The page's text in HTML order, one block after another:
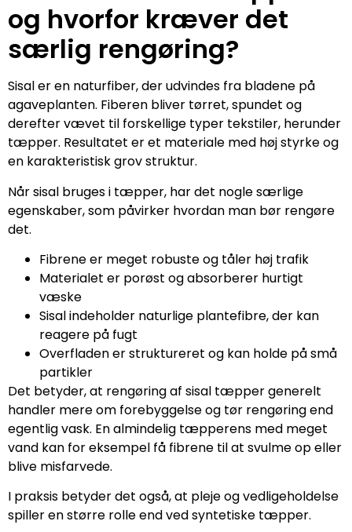
og hvorfor kræver det
særlig rengøring?
Sisal er en naturfiber, der udvindes fra bladene på
agaveplanten. Fiberen bliver tørret, spundet og
derefter vævet til forskellige typer tekstiler, herunder
tæpper. Resultatet er et materiale med høj styrke og
en karakteristisk grov struktur.
Når sisal bruges i tæpper, har det nogle særlige
egenskaber, som påvirker hvordan man bør rengøre
det.
Fibrene er meget robuste og tåler høj trafik
Materialet er porøst og absorberer hurtigt
væske
Sisal indeholder naturlige plantefibre, der kan
reagere på fugt
Overfladen er struktureret og kan holde på små
partikler
Det betyder, at rengøring af sisal tæpper generelt
handler mere om forebyggelse og tør rengøring end
egentlig vask. En almindelig tæpperens med meget
vand kan for eksempel få fibrene til at svulme op eller
blive misfarvede.
I praksis betyder det også, at pleje og vedligeholdelse
spiller en større rolle end ved syntetiske tæpper.